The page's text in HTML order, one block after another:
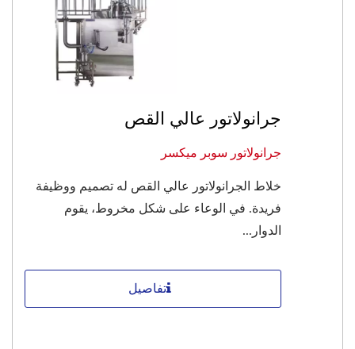
جرانولاتور عالي القص
جرانولاتور سوبر ميكسر
خلاط الجرانولاتور عالي القص له تصميم ووظيفة
فريدة. في الوعاء على شكل مخروط، يقوم
الدوار...
تفاصيل